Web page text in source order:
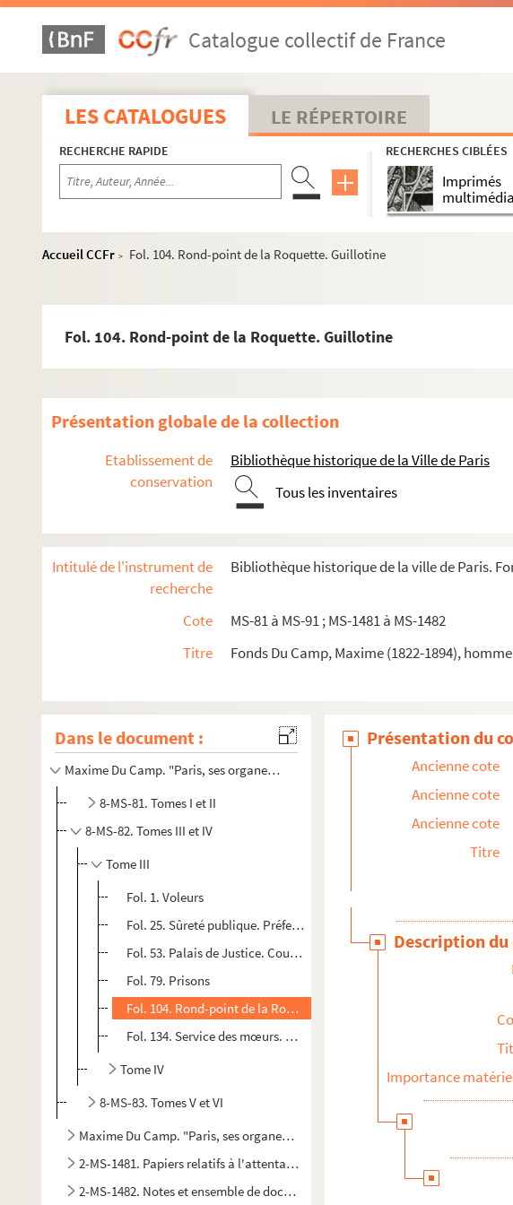
Catalogue collectif de France
LES CATALOGUES LE RÉPERTOIRE
RECHERCHE RAPIDE RECHERCHES CIBLÉES
Imprimés
multimédia
Accueil CCFr >
Fol. 104. Rond-point de la Roquette. Guillotine
Fol. 104. Rond-point de la Roquette. Guillotine
Présentation globale de la collection
Etablissement de
conservation
Bibliothèque historique de la Ville de Paris
Tous les inventaires
Intitulé de l'instrument de
recherche
Bibliothèque historique de la ville de Paris.
Cote
MS-81 à MS-91 ; MS-1481 à MS-1482
Titre
Fonds Du Camp, Maxime (1822-1894),
Dans le document :
Maxime Du Camp. "Paris, ses organes, ses fonctions et sa vie dans la seconde
8-MS-81. Tomes I et II
8-MS-82. Tomes III et IV
Tome III
Fol. 1. Voleurs
Fol. 25. Sûreté publique. Préfecture de police
Fol. 53. Palais de Justice. Cour d'assises
Fol. 79. Prisons
Fol. 104. Rond-point de la Roquette. Guillotine
Fol. 134. Service des mœurs. Prostitution
Tome IV
8-MS-83. Tomes V et VI
Maxime Du Camp. "Paris, ses organes, ses fonctions et sa vie dans la seconde
2-MS-1481. Papiers relatifs à l'attentat de Fieschi contre Louis-Philippe qui a
2-MS-1482. Notes et ensemble de documents sur Paris et sur la Commune de
Présentation du
Ancienne cote
Ancienne cote
Ancienne cote
Titre
Description du
Importance